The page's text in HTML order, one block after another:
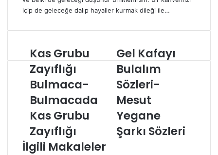
içip de geleceğe dalıp hayaller kurmak dileği ile…
Kas
Grubu
Zayıflığı
Bulmaca-
Bulmacada
Kas
Grubu
Zayıflığı
Kas Grubu
Zayıflığı
Bulmaca-
Bulmacada
Kas Grubu
Zayıflığı
Gel
Kafayı
Bulalım
Sözleri-
Mesut
Yegane
Şarkı
Sözleri
Gel Kafayı
Bulalım
Sözleri-
Mesut
Yegane
Şarkı Sözleri
İlgili Makaleler